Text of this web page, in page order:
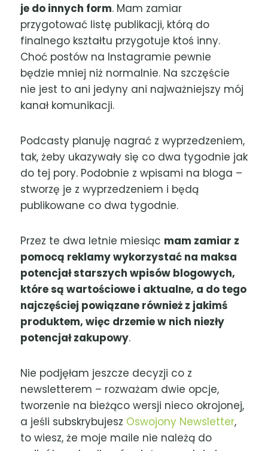
je do innych form. Mam zamiar
przygotować listę publikacji, którą do
finalnego kształtu przygotuje ktoś inny.
Choć postów na Instagramie pewnie
będzie mniej niż normalnie. Na szczęście
nie jest to ani jedyny ani najważniejszy mój
kanał komunikacji.
Podcasty planuję nagrać z wyprzedzeniem,
tak, żeby ukazywały się co dwa tygodnie jak
do tej pory. Podobnie z wpisami na bloga –
stworzę je z wyprzedzeniem i będą
publikowane co dwa tygodnie.
Przez te dwa letnie miesiąc mam zamiar z
pomocą reklamy wykorzystać na maksa
potencjał starszych wpisów blogowych,
które są wartościowe i aktualne, a do tego
najczęściej powiązane również z jakimś
produktem, więc drzemie w nich niezły
potencjał zakupowy.
Nie podjęłam jeszcze decyzji co z
newsletterem – rozważam dwie opcje,
tworzenie na bieżąco wersji nieco okrojonej,
a jeśli subskrybujesz Oswojony Newsletter,
to wiesz, że moje maile nie należą do